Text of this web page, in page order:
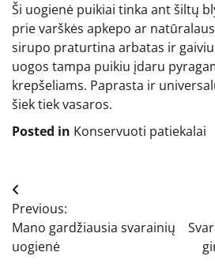
Ši uogienė puikiai tinka ant šiltų
prie varškės apkepo ar
sirupo praturtina arbatas ir
uogos tampa puikiu įdaru
krepšeliams. Paprasta ir
šiek tiek vasaros.
Posted in Konservuoti patiekalai
Navigacija
tarp
įrašų
Previous:
Mano gardžiausia svarainių
uogienė